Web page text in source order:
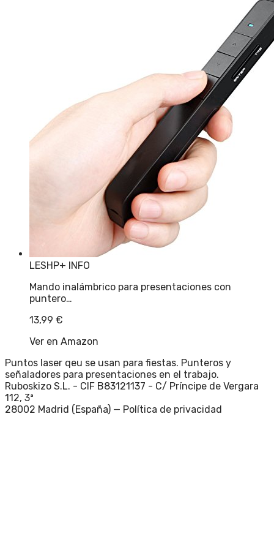
LESHP+ INFO
Mando inalámbrico para presentaciones con
puntero…
13,99 €
Ver en Amazon
Puntos laser qeu se usan para fiestas. Punteros y
señaladores para presentaciones en el trabajo.
Ruboskizo S.L. - CIF B83121137 - C/ Príncipe de Vergara
112, 3ª
28002 Madrid (España) — Política de privacidad